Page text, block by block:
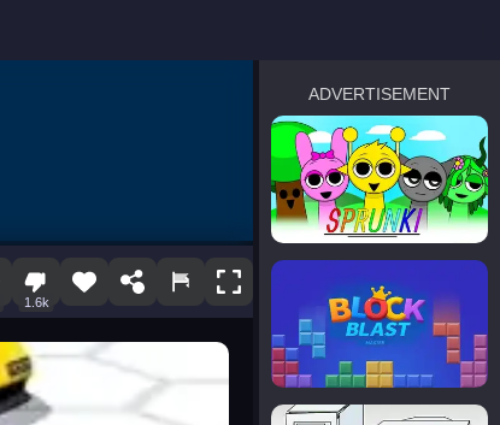
1.6k
ADVERTISEMENT
sprunki
Blocky Blast!
smash it